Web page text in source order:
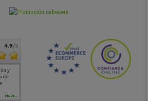
4.9/5
y
de
Muy buena atención de
cara al asesoramiento
Si estoy contento
MORE...